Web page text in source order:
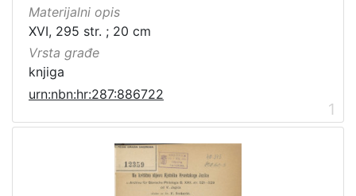
Materijalni opis
XVI, 295 str. ; 20 cm
Vrsta građe
knjiga
urn:nbn:hr:287:886722
1